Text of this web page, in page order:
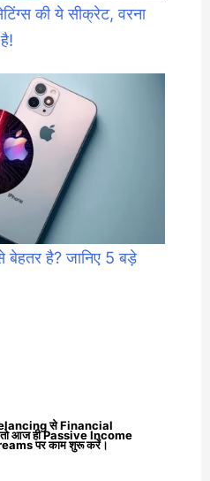
की ये सीक्रेट, वरना
है? जानिए 5 बड़े
सेFinancial
तो आज ही Passive Income
पर काम शुरू करें।